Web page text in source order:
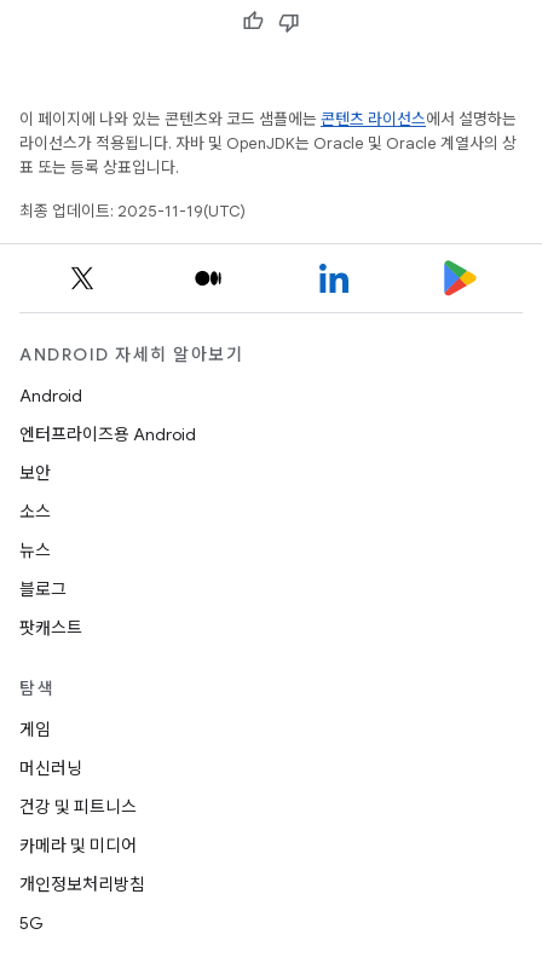
이 페이지에 나와 있는 콘텐츠와 코드 샘플에는 콘텐츠 라이선스에서 설명하는
라이선스가 적용됩니다. 자바 및 OpenJDK는 Oracle 및 Oracle 계열사의 상
표 또는 등록 상표입니다.
최종 업데이트: 2025-11-19(UTC)
ANDROID 자세히 알아보기
Android
엔터프라이즈용 Android
보안
소스
뉴스
블로그
팟캐스트
탐색
게임
머신러닝
건강 및 피트니스
카메라 및 미디어
개인정보처리방침
5G